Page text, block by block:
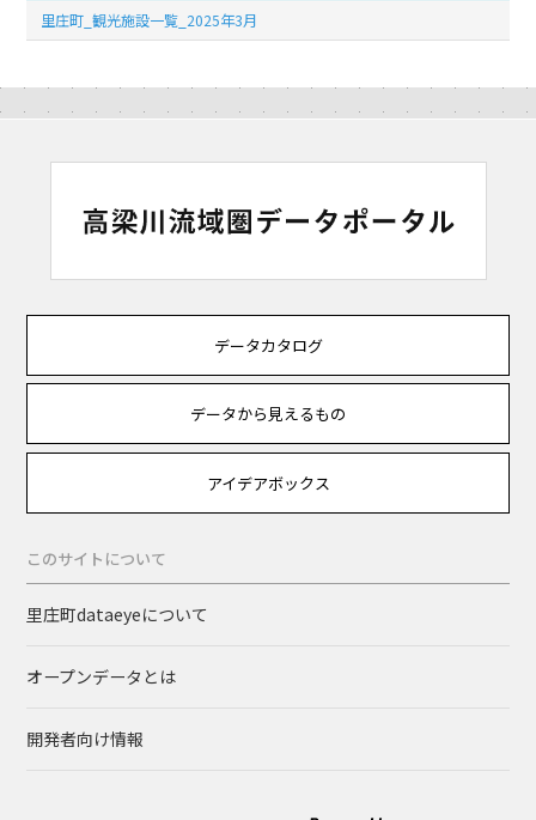
里庄町_観光施設一覧_2025年3月
データカタログ
データから見えるもの
アイデアボックス
このサイトについて
里庄町dataeyeについて
オープンデータとは
開発者向け情報